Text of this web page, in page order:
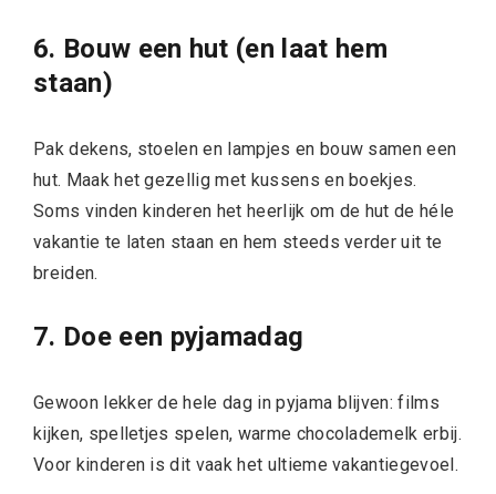
6. Bouw een hut (en laat hem
staan)
Pak dekens, stoelen en lampjes en bouw samen een
hut. Maak het gezellig met kussens en boekjes.
Soms vinden kinderen het heerlijk om de hut de héle
vakantie te laten staan en hem steeds verder uit te
breiden.
7. Doe een pyjamadag
Gewoon lekker de hele dag in pyjama blijven: films
kijken, spelletjes spelen, warme chocolademelk erbij.
Voor kinderen is dit vaak het ultieme vakantiegevoel.